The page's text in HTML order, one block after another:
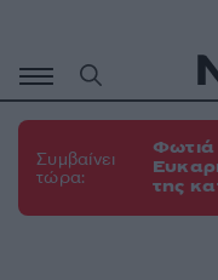
περιεχόμενο
Συμβαίνει
τώρα:
Φωτιά
της